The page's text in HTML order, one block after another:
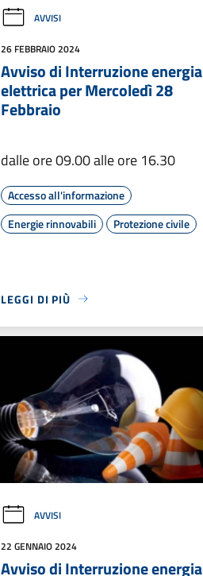
AVVISI
26 FEBBRAIO 2024
Avviso di Interruzione energia
elettrica per Mercoledì 28
Febbraio
dalle ore 09.00 alle ore 16.30
Accesso all'informazione
Energie rinnovabili
Protezione civile
LEGGI DI PIÙ
AVVISI
22 GENNAIO 2024
Avviso di Interruzione energia